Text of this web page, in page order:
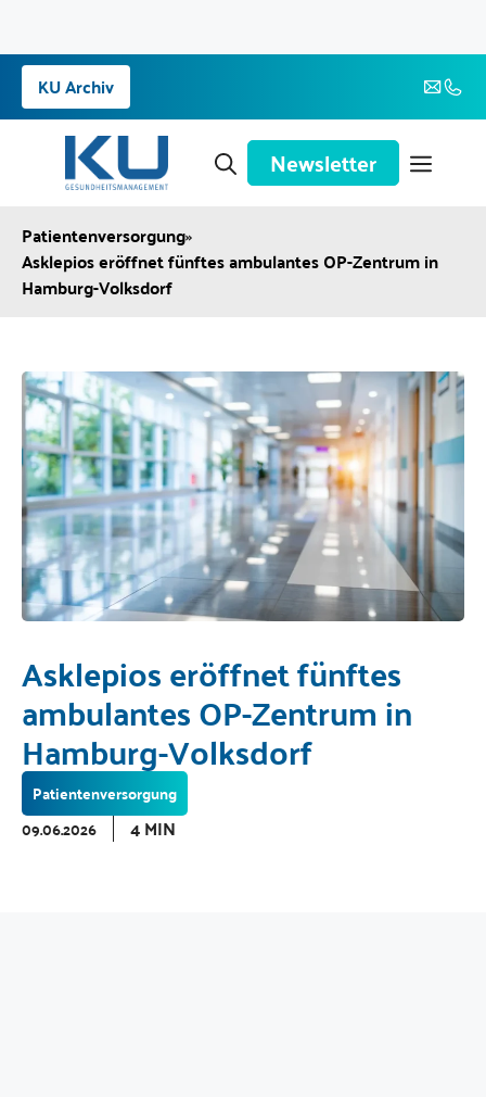
Zum
Inhalt
springen
KU Archiv
Newsletter
Patientenversorgung»
Asklepios eröffnet fünftes ambulantes OP-Zentrum in
Hamburg-Volksdorf
Asklepios eröffnet fünftes
ambulantes OP-Zentrum in
Hamburg-Volksdorf
Patientenversorgung
09.06.2026
4 MIN